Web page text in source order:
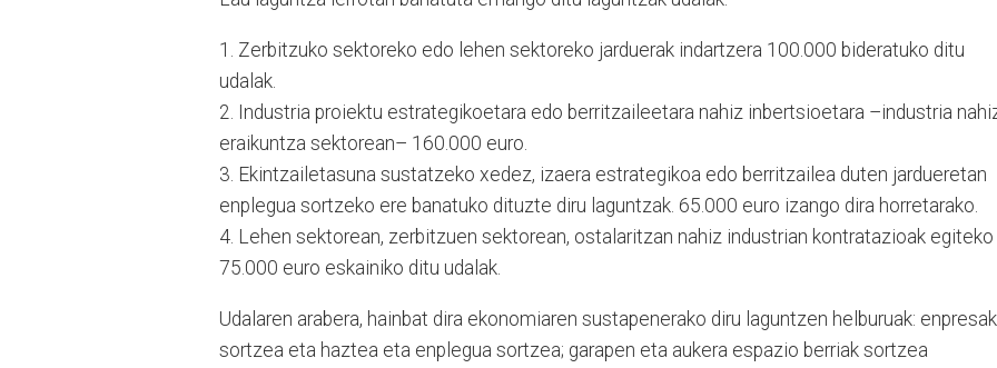
1. Zerbitzuko sektoreko edo lehen sektoreko jarduerak indartzera 100.000 bideratuko ditu
udalak.
2. Industria proiektu estrategikoetara edo berritzaileetara nahiz inbertsioetara –industria
eraikuntza sektorean– 160.000 euro.
3. Ekintzailetasuna sustatzeko xedez, izaera estrategikoa edo berritzailea duten jardueretan
enplegua sortzeko ere banatuko dituzte diru laguntzak. 65.000 euro izango dira horretarako.
4. Lehen sektorean, zerbitzuen sektorean, ostalaritzan nahiz industrian kontratazioak egiteko
75.000 euro eskainiko ditu udalak.
Udalaren arabera, hainbat dira ekonomiaren sustapenerako diru laguntzen helburuak: enpresak
sortzea eta haztea eta enplegua sortzea; garapen eta aukera espazio berriak sortzea